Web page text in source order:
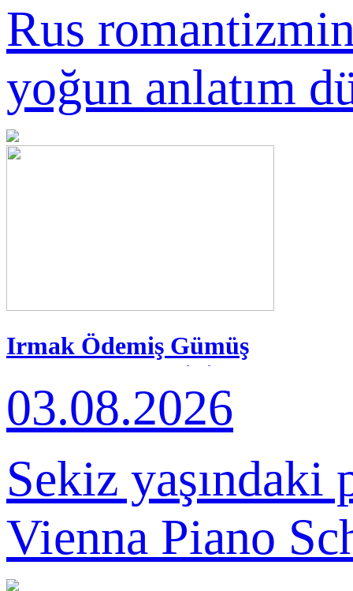
Rus
yoğun anlatım
Irmak Ödemiş Gümüş
Madalyanın Sahibi Oldu
03.08.2026
Sekiz
Vienna Piano